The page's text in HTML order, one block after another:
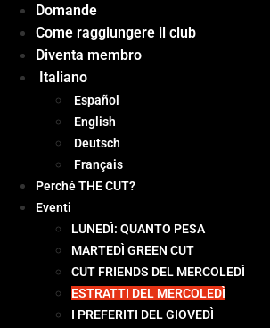
Domande
Come raggiungere il club
Diventa membro
Italiano
Español
English
Deutsch
Français
Perché THE CUT?
Eventi
LUNEDÌ: QUANTO PESA
MARTEDÌ GREEN CUT
CUT FRIENDS DEL MERCOLEDÌ
ESTRATTI DEL MERCOLEDÌ
I PREFERITI DEL GIOVEDÌ